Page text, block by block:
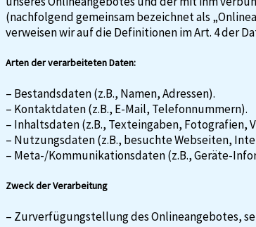
(nachfolgend gemeinsam bezeichnet als
verweisen wir auf die Definitionen im Art. 4 der
Arten der verarbeiteten Daten:
– Bestandsdaten (z.B., Namen, Adressen).
– Kontaktdaten (z.B., E-Mail, Telefonnummern).
– Inhaltsdaten (z.B., Texteingaben, Fotografien,
– Nutzungsdaten (z.B., besuchte Webseiten,
– Meta-/Kommunikationsdaten (z.B., Geräte-
Zweck der Verarbeitung
– Zurverfügungstellung des Onlineangebotes,